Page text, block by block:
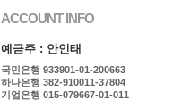
ACCOUNT INFO
예금주 : 안인태
국민은행 933901-01-200663
하나은행 382-910011-37804
기업은행 015-079667-01-011